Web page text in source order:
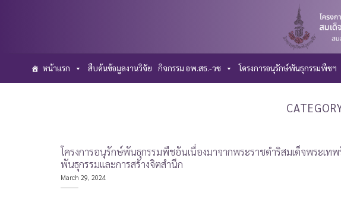
หน้าแรก สืบค้นข้อมูลงานวิจัย กิจกรรม อพ.สธ.-วช โครงการอนุรักษ์พันธุกรรมพืชฯ
โครงการอนุรักษ์พันธุกรรมพืชอันเนื่องมาจากพระราชดำริสมเด็จพระเ
พันธุกรรมและการสร้างจิตสำนึก
March 29, 2024